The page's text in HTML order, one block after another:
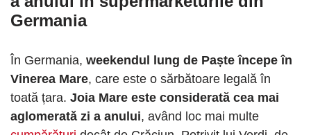
Germania
În Germania, weekendul lung de Paște începe în
Vinerea Mare, care este o sărbătoare legală în
toată țara. Joia Mare este considerată cea mai
aglomerată zi a anului, având loc mai multe